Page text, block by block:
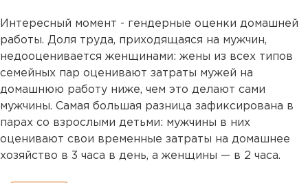
Интересный момент - гендерные оценки домашней
работы. Доля труда, приходящаяся на мужчин,
недооценивается женщинами: жены из всех типов
семейных пар оценивают затраты мужей на
домашнюю работу ниже, чем это делают сами
мужчины. Самая большая разница зафиксирована в
парах со взрослыми детьми: мужчины в них
оценивают свои временные затраты на домашнее
хозяйство в 3 часа в день, а женщины — в 2 часа.